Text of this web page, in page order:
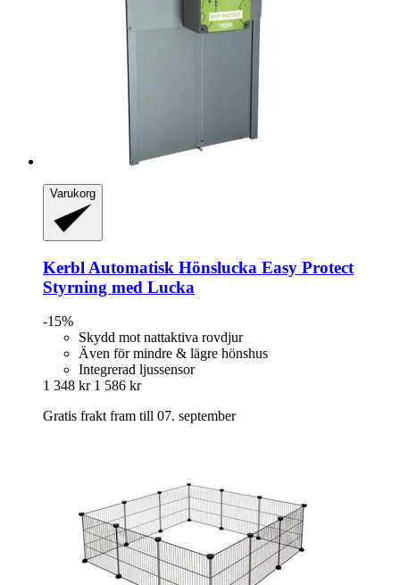
Varukorg
Kerbl Automatisk Hönslucka Easy Protect
Styrning med Lucka
-15%
Skydd mot nattaktiva rovdjur
Även för mindre & lägre hönshus
Integrerad ljussensor
1 348 kr 1 586 kr
Gratis frakt fram till 07. september